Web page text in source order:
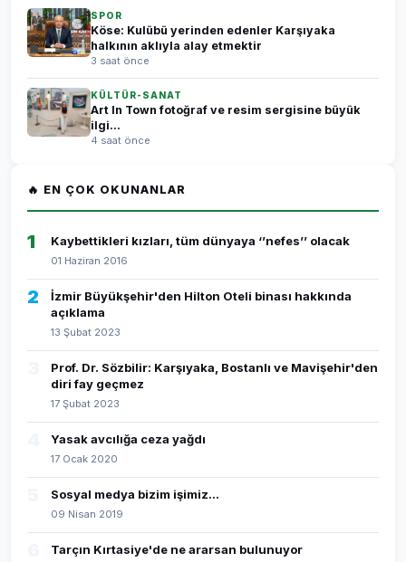
SPOR
Köse: Kulübü yerinden edenler Karşıyaka
halkının aklıyla alay etmektir
3 saat önce
KÜLTÜR-SANAT
Art In Town fotoğraf ve resim sergisine büyük
ilgi...
4 saat önce
🔥 EN ÇOK OKUNANLAR
1 Kaybettikleri kızları, tüm dünyaya ‘’nefes’’ olacak
01 Haziran 2016
2
İzmir Büyükşehir'den Hilton Oteli binası hakkında
açıklama
13 Şubat 2023
Prof. Dr. Sözbilir: Karşıyaka, Bostanlı ve Mavişehir'den
diri fay geçmez
17 Şubat 2023
Yasak avcılığa ceza yağdı
17 Ocak 2020
Sosyal medya bizim işimiz...
09 Nisan 2019
Tarçın Kırtasiye'de ne ararsan bulunuyor